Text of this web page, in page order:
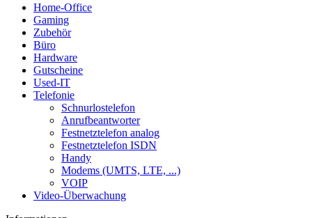
Home-Office
Gaming
Zubehör
Büro
Hardware
Gutscheine
Used-IT
Telefonie
Schnurlostelefon
Anrufbeantworter
Festnetztelefon analog
Festnetztelefon ISDN
Handy
Modems (UMTS, LTE, ...)
VOIP
Video-Überwachung